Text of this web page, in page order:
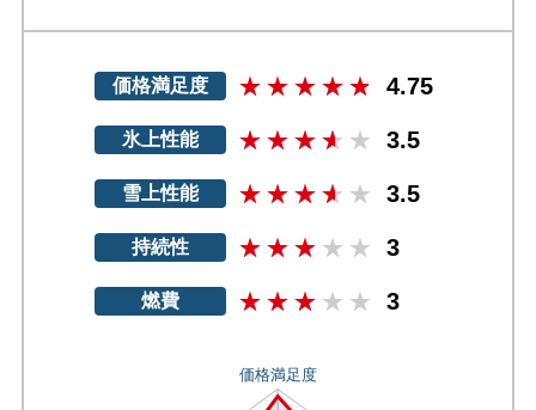
価格満足度 4.75
氷上性能 3.5
雪上性能 3.5
持続性 3
燃費 3